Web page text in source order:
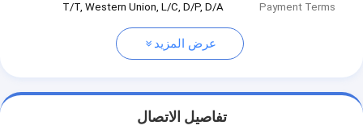
Payment Terms
T/T, Western Union, L/C, D/P, D/A
عرض المزيد
تفاصيل الاتصال